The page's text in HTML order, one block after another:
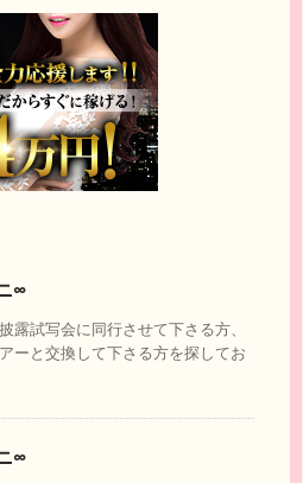
∞
露試写会に同行させて下さる方、
ーと交換して下さる方を探してお
∞